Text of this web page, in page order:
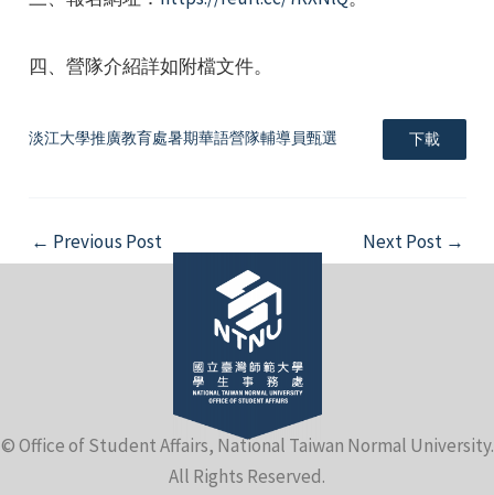
四、營隊介紹詳如附檔文件。
淡江大學推廣教育處暑期華語營隊輔導員甄選 下載
Post
navigation
← Previous Post Next Post →
© Office of Student Affairs, National Taiwan Normal University.
All Rights Reserved.